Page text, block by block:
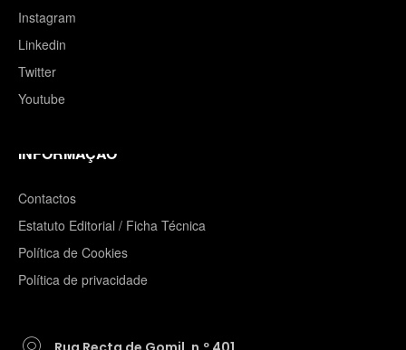
Instagram
Linkedin
Twitter
Youtube
INFORMAÇÃO
Contactos
Estatuto Editorial / Ficha Técnica
Política de Cookies
Política de privacidade